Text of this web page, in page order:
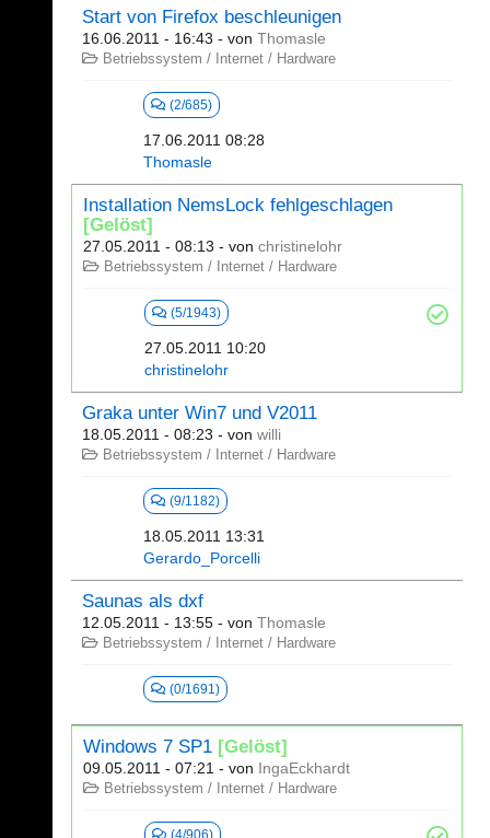
Start von Firefox beschleunigen
16.06.2011 - 16:43 - von Thomasle
Betriebssystem / Internet / Hardware
(2/685)
17.06.2011 08:28
Thomasle
Installation NemsLock fehlgeschlagen
[Gelöst]
27.05.2011 - 08:13 - von christinelohr
Betriebssystem / Internet / Hardware
(5/1943)
27.05.2011 10:20
christinelohr
Graka unter Win7 und V2011
18.05.2011 - 08:23 - von willi
Betriebssystem / Internet / Hardware
(9/1182)
18.05.2011 13:31
Gerardo_Porcelli
Saunas als dxf
12.05.2011 - 13:55 - von Thomasle
Betriebssystem / Internet / Hardware
(0/1691)
Windows 7 SP1 [Gelöst]
09.05.2011 - 07:21 - von IngaEckhardt
Betriebssystem / Internet / Hardware
(4/906)